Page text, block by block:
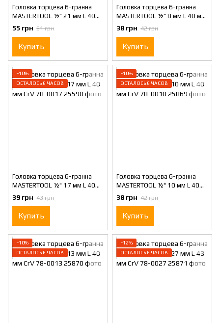
Головка торцева 6-гранна
MASTERTOOL ½" 21 мм L 40
мм CrV 78-0021
55 грн 61 грн
Купить
Головка торцева 6-гранна
MASTERTOOL ½" 8 мм L 40 мм
CrV 78-0008
38 грн 42 грн
Купить
−10%
ОСТАЛОСЬ 6 ЧАСОВ
Головка торцева 6-гранна
MASTERTOOL ½" 17 мм L 40
мм CrV 78-0017
39 грн 43 грн
Купить
−10%
ОСТАЛОСЬ 6 ЧАСОВ
Головка торцева 6-гранна
MASTERTOOL ½" 10 мм L 40
мм CrV 78-0010
38 грн 42 грн
Купить
−10%
ОСТАЛОСЬ 6 ЧАСОВ
−12%
ОСТАЛОСЬ 6 ЧАСОВ